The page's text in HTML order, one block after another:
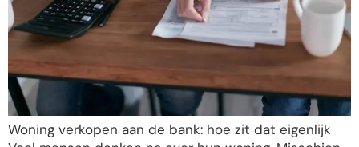
Woning verkopen aan de bank: hoe zit dat eigenlijk